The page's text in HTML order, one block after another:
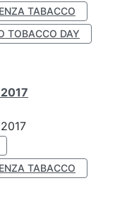
TABACCO
TOBACCO DAY
TABACCO